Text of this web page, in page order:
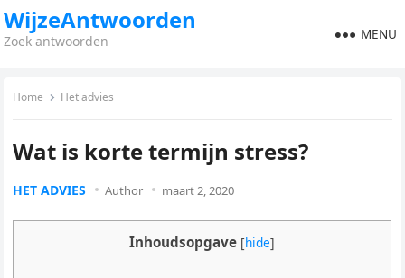
WijzeAntwoorden
Zoek antwoorden MENU
Home Het advies
Wat is korte termijn stress?
HET ADVIES Author maart 2, 2020
Inhoudsopgave [hide]